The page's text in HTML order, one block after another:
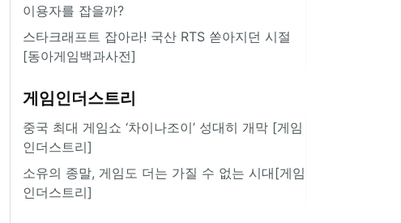
이용자를 잡을까?
스타크래프트 잡아라! 국산 RTS 쏟아지던 시절
[동아게임백과사전]
게임인더스트리
중국 최대 게임쇼 ‘차이나조이’ 성대히 개막 [게임
인더스트리]
소유의 종말, 게임도 더는 가질 수 없는 시대[게임
인더스트리]